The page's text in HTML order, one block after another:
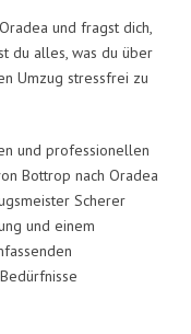
und fragst dich,
du alles, was du über
Umzug stressfrei zu
und professionellen
Bottrop nach Oradea
Scherer
und einem